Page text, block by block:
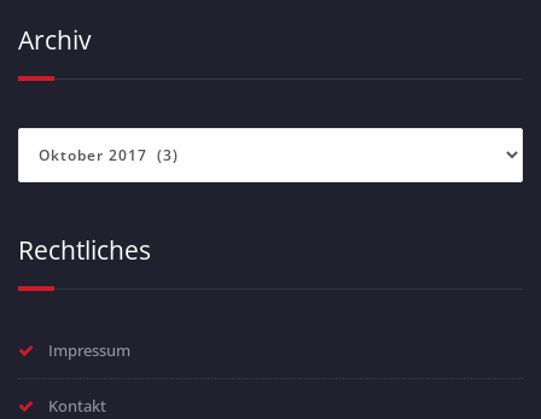
Archiv
Rechtliches
Impressum
Kontakt